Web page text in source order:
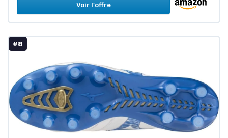
Voir l'offre
#8